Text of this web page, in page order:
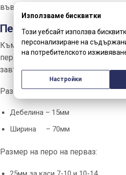
във височина.
Первази
Към облата каса са включени и
первази (обли). Те придават
завършен вид от двете страни на
Размери на первазите:
Дебелина – 15мм
Ширина – 70мм
Размер на перо на перваз:
Използваме бисквитки
Този уебсайт използва
персонализиране на
на потребителското
Настройки